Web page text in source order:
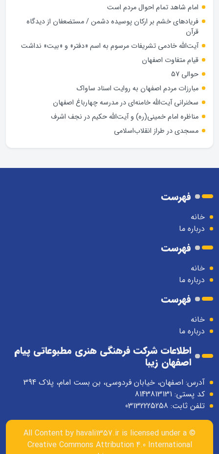
امام شاهد تمام احوال مردم است
فریادهای خشم بر ارکان پوسیده دشمن / مستضعفان از دیدگاه
قرآن
آیت‌الله خادمی تشریفات مرسوم به اسم «دفتر» و «بیت» نداشت
قیام متفاوت اصفهان
حوالی 57
مبارزات مردم اصفهان به روایت اسناد ساواک
سخنرانی آیت‌الله خامنه‌ای در مدرسه چهارباغ اصفهان
مناظره امام خمینی(ره) و آیت‌الله حکیم در نجف اشرف
مسجدی در طراز انقلاب‌اسلامی
فهرست
خانه
درباره ما
فهرست
خانه
درباره ما
فهرست
خانه
درباره ما
اطلاعات شرکت فرهنگی هنری مطبوعاتی پیام
اصفهان زیبا
آدرس: اصفهان، خیابان فردوسی، بن بست امام، پلاک 394
کد پستی: 8143813131
تلفن ثابت: 03132225258
© All Content by
havali1357.ir is licensed under a
Creative Commons Attribution 4.0 International